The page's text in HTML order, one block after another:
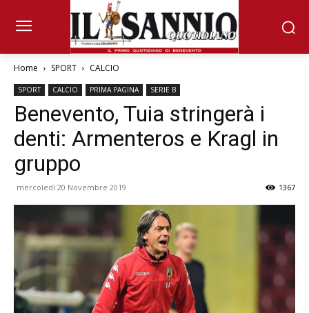
Home SPORT CALCIO
SPORT CALCIO PRIMA PAGINA SERIE B
Benevento, Tuia stringerà i
denti: Armenteros e Kragl in
gruppo
mercoledì 20 Novembre 2019 1367